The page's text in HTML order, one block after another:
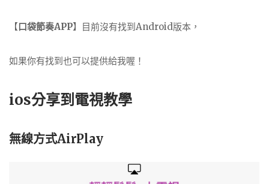
【口袋節奏APP】目前沒有找到Android版本，
如果你有找到也可以提供給我喔！
ios分享到電視教學
無線方式AirPlay